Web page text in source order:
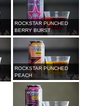
ROCKSTAR PUNCHED
BERRY BURST
ROCKSTAR PUNCHED
PEACH